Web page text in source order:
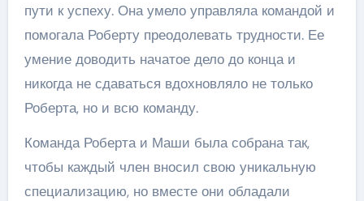
пути к успеху. Она умело управляла командой и
помогала Роберту преодолевать трудности. Ее
умение доводить начатое дело до конца и
никогда не сдаваться вдохновляло не только
Роберта, но и всю команду.
Команда Роберта и Маши была собрана так,
чтобы каждый член вносил свою уникальную
специализацию, но вместе они обладали